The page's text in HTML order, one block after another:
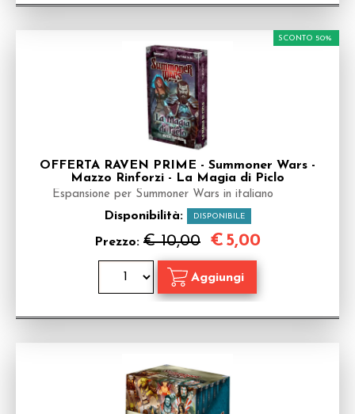
OFFERTA RAVEN PRIME - Summoner Wars -
Mazzo Rinforzi - La Magia di Piclo
Espansione per Summoner Wars in italiano
Disponibilità: DISPONIBILE
Prezzo: € 10,00
SCONTO 50%
€ 5,00